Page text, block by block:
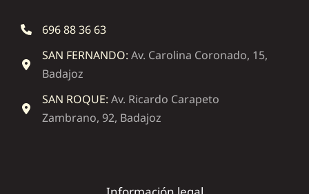
696 88 36 63
SAN FERNANDO: Av. Carolina Coronado, 15,
Badajoz
SAN ROQUE: Av. Ricardo Carapeto
Zambrano, 92, Badajoz